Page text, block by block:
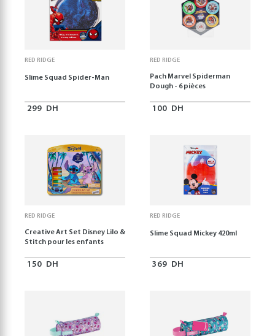
RED RIDGE
Slime Squad Spider-Man
299 DH
RED RIDGE
Pach Marvel Spiderman
Dough - 6 pièces
100 DH
RED RIDGE
Creative Art Set Disney Lilo &
Stitch pour les enfants
150 DH
RED RIDGE
Slime Squad Mickey 420ml
369 DH